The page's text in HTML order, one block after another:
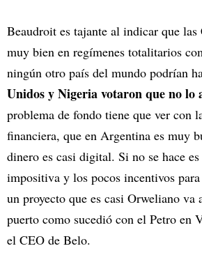
Beaudroit es tajante al indicar que
muy bien en regímenes totalitarios
ningún otro país del mundo podrían
Unidos y Nigeria votaron que no lo
problema de fondo tiene que ver con
financiera, que en Argentina es muy
dinero es casi digital. Si no se hace
impositiva y los pocos incentivos
un proyecto que es casi Orweliano va
puerto como sucedió con el Petro en
el CEO de Belo.